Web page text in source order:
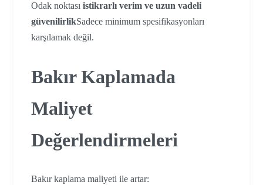
Odak noktası istikrarlı verim ve uzun vadeli
güvenilirlikSadece minimum spesifikasyonları
karşılamak değil.
Bakır Kaplamada
Maliyet
Değerlendirmeleri
Bakır kaplama maliyeti ile artar: